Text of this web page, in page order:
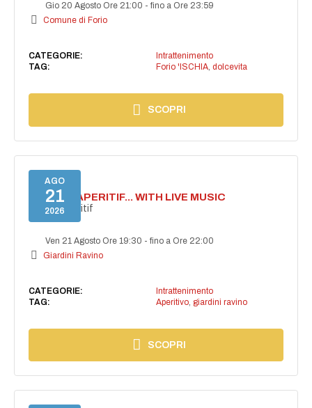
Gio 20 Agosto Ore 21:00 -fino a Ore 23:59
Comune di Forio
CATEGORIE:
Intrattenimento
TAG:
Forio 'ISCHIA, dolcevita
SCOPRI
AGO
21
2026
SECRET APERITIF... WITH LIVE MUSIC
Secret aperitif
Ven 21 Agosto Ore 19:30 -fino a Ore 22:00
Giardini Ravino
CATEGORIE:
Intrattenimento
TAG:
Aperitivo, giardini ravino
SCOPRI